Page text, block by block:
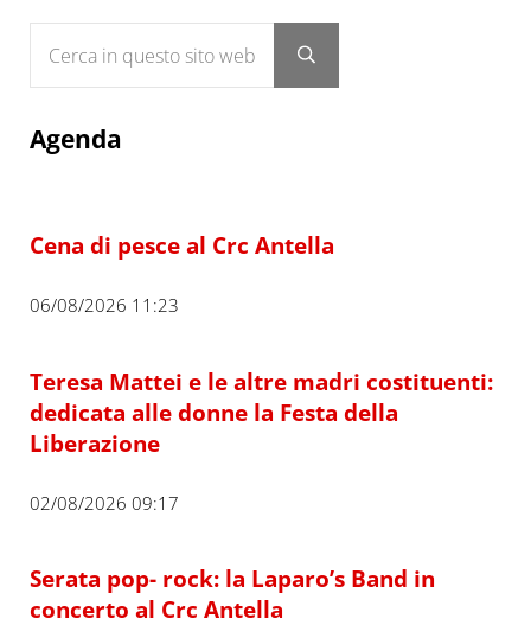
Submit search
Agenda
Cena di pesce al Crc Antella
06/08/2026 11:23
Teresa Mattei e le altre madri costituenti:
dedicata alle donne la Festa della
Liberazione
02/08/2026 09:17
Serata pop- rock: la Laparo’s Band in
concerto al Crc Antella